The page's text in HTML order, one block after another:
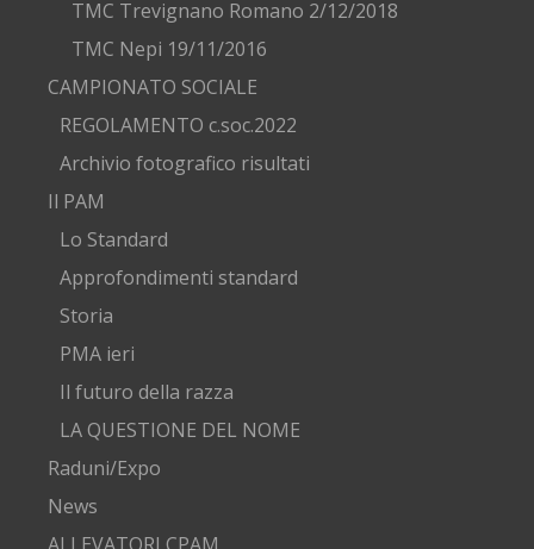
TMC Trevignano Romano 2/12/2018
TMC Nepi 19/11/2016
CAMPIONATO SOCIALE
REGOLAMENTO c.soc.2022
Archivio fotografico risultati
Il PAM
Lo Standard
Approfondimenti standard
Storia
PMA ieri
Il futuro della razza
LA QUESTIONE DEL NOME
Raduni/Expo
News